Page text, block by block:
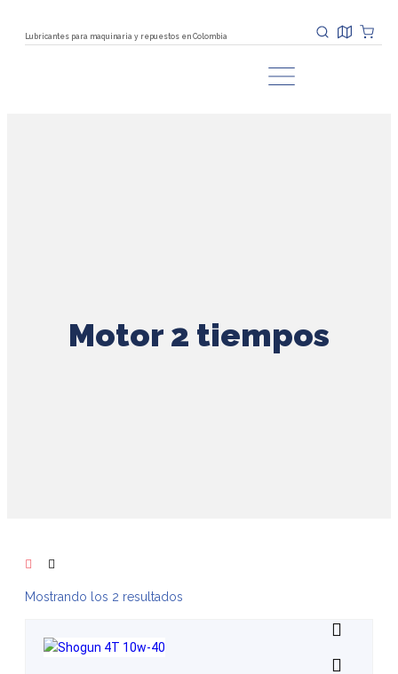
Lubricantes para maquinaria y repuestos en Colombia
Motor 2 tiempos
Mostrando los 2 resultados